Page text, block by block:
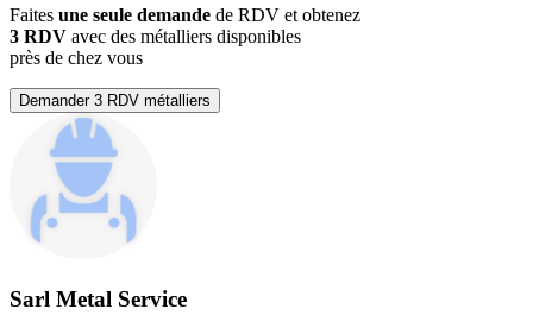
Faites une seule demande de RDV et obtenez
3 RDV avec des métalliers disponibles
près de chez vous
Demander 3 RDV métalliers
Sarl Metal Service